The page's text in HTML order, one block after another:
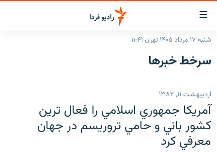
لینک‌های
قابلیت
دسترسی
بازگشت
اصلی
رفتن
به
صفحه
جستجو
ایران
رادیو
انتخاب کنید و بشنوید
برنامه‌های رادیویی
پادکست
چندرسانه‌ای
شنبه ۱۷ مرداد ۱۴۰۵ تهران ۱۱:۴۱
سرخط‌ خبرها
اردیبهشت ۱۱, ۱۳۸۲
آمريكا جمهوري اسلامي را فعال ترين
كشور باني و حامي تروريسم در جهان
معرفي كرد